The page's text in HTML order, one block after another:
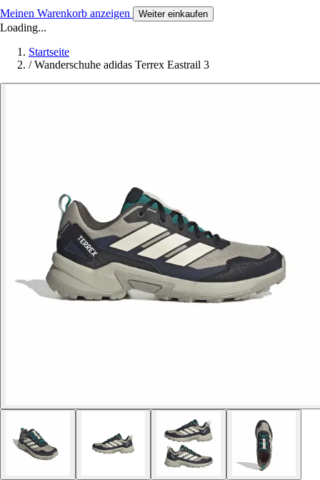
Meinen Warenkorb anzeigen Weiter einkaufen
Loading...
Startseite
/ Wanderschuhe adidas Terrex Eastrail 3